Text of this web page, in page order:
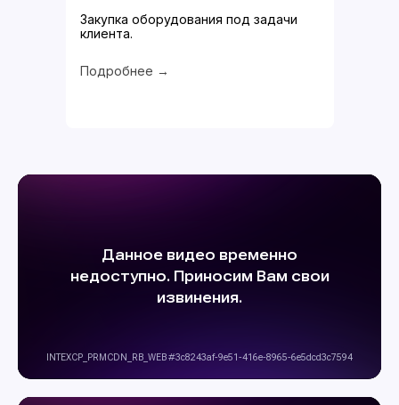
Закупка оборудования под задачи
клиента.
Подробнее →